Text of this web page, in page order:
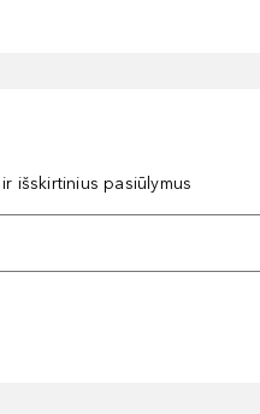
išskirtinius pasiūlymus